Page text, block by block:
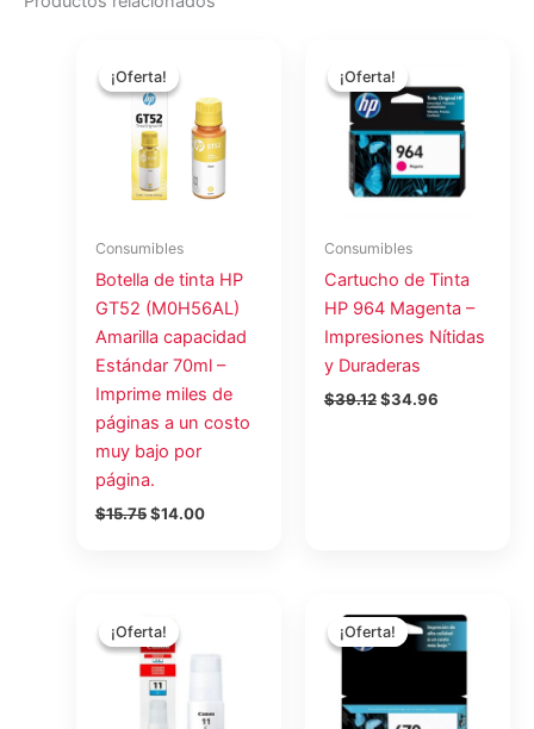
¡Oferta!
¡Oferta!
Consumibles
Botella de tinta HP
GT52 (M0H56AL)
Amarilla capacidad
Estándar 70ml –
Imprime miles de
páginas a un costo
muy bajo por
página.
$15.75
precio
original
era:
$15.75.
$14.00
es:
$14.00.
¡Oferta!
¡Oferta!
Consumibles
Cartucho de Tinta
HP 964 Magenta –
Impresiones Nítidas
y Duraderas
$39.12
precio
original
era:
$39.12.
$34.96
actual
es:
$34.96.
¡Oferta!
¡Oferta!precio
original
era:
$17.71.
¡Oferta!
¡Oferta!precio
original
precio
actual